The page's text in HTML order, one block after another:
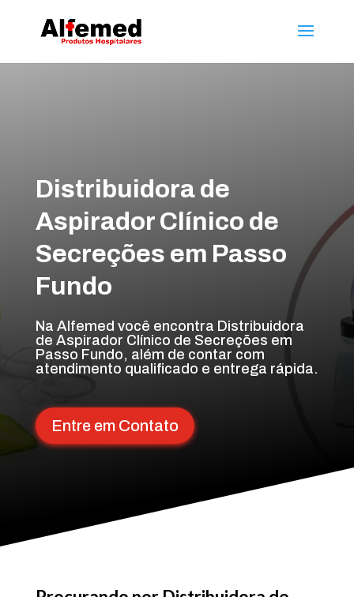
Distribuidora de
Aspirador Clínico de
Secreções em Passo
Fundo
Na Alfemed você encontra Distribuidora
de Aspirador Clínico de Secreções em
Passo Fundo, além de contar com
atendimento qualificado e entrega rápida.
Entre em Contato